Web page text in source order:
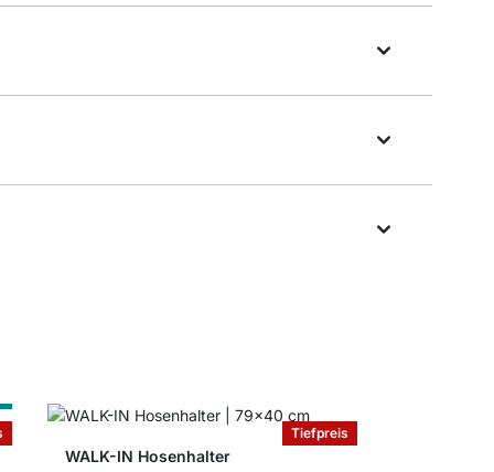
Tiefpreis
WALK-IN Hosenhalter